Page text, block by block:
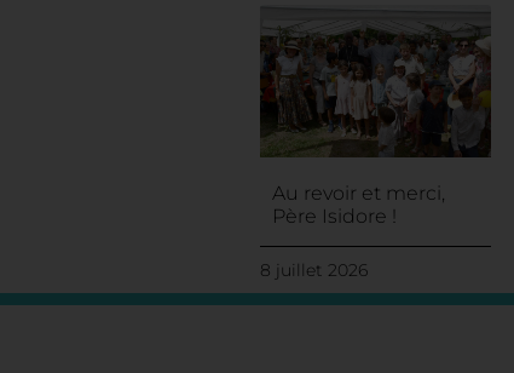
Au revoir et merci,
Père Isidore !
8 juillet 2026